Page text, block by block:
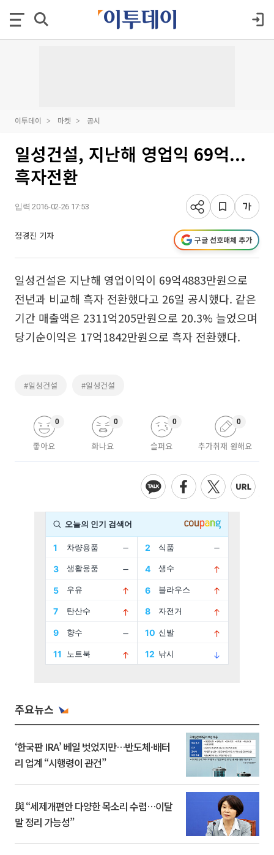
이투데이 마켓 공시
일성건설, 지난해 영업익 69억...
흑자전환
입력 2016-02-26 17:53
정경진 기자 구글 선호매체 추가
일성건설은 지난해 영업이익이 69억4883만원으로
전년과 비교해 흑자 전환했다고 26일 공시했다. 같은
기간 매출액은 2311억205만원으로 20.3% 늘었으며
당기순이익은 17억1842만원으로 흑자 전환했다.
#일성건설 #일성건설
좋아요
0
화나요
0
슬퍼요
0
추가취재 원해요
0
주요뉴스
‘한국판 IRA’ 베일 벗었지만…반도체·배터
리 업계 “시행령이 관건”
與 “세제개편안 다양한 목소리 수렴…이달
말 정리 가능성”